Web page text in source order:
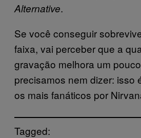
Alternative.
Se você conseguir
faixa, vai perceber que a
gravação melhora um
precisamos nem dizer: isso
os mais fanáticos por
Tagged: